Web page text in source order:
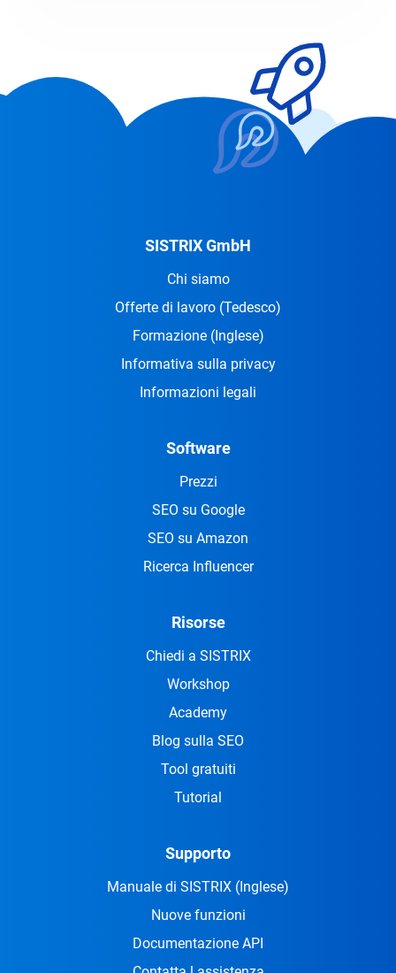
SISTRIX GmbH
Chi siamo
Offerte di lavoro (Tedesco)
Formazione (Inglese)
Informativa sulla privacy
Informazioni legali
Software
Prezzi
SEO su Google
SEO su Amazon
Ricerca Influencer
Risorse
Chiedi a SISTRIX
Workshop
Academy
Blog sulla SEO
Tool gratuiti
Tutorial
Supporto
Manuale di SISTRIX (Inglese)
Nuove funzioni
Documentazione API